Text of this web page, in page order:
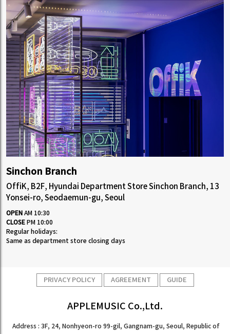
Sinchon Branch
OffiK, B2F, Hyundai Department Store Sinchon Branch, 13
Yonsei-ro, Seodaemun-gu, Seoul
OPEN AM 10:30
CLOSE PM 10:00
Regular holidays:
Same as department store closing days
PRIVACY POLICY AGREEMENT GUIDE
APPLEMUSIC Co.,Ltd.
Address : 3F, 24, Nonhyeon-ro 99-gil, Gangnam-gu, Seoul, Republic of